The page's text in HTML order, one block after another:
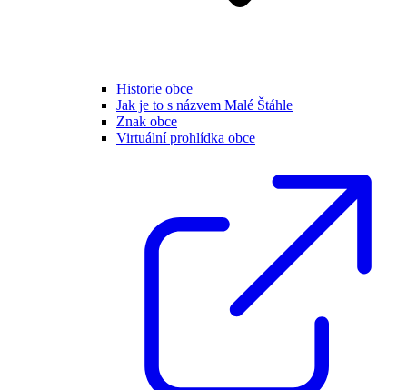
Historie obce
Jak je to s názvem Malé Štáhle
Znak obce
Virtuální prohlídka obce